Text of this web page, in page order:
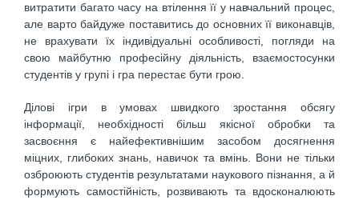
витратити багато часу на втілення її у навчальний процес,
але варто байдуже поставитись до основних її виконавців,
не врахувати їх індивідуальні особливості, погляди на
свою майбутню професійну діяльність, взаємостосунки
студентів у групі і гра перестає бути грою.
Ділові ігри в умовах швидкого зростання обсягу
інформації, необхідності більш якісної обробки та
засвоєння є найефективнішим засобом досягнення
міцних, глибоких знань, навичок та вмінь. Вони не тільки
озброюють студентів результатами наукового пізнання, а й
формують самостійність, розвивають та вдосконалюють